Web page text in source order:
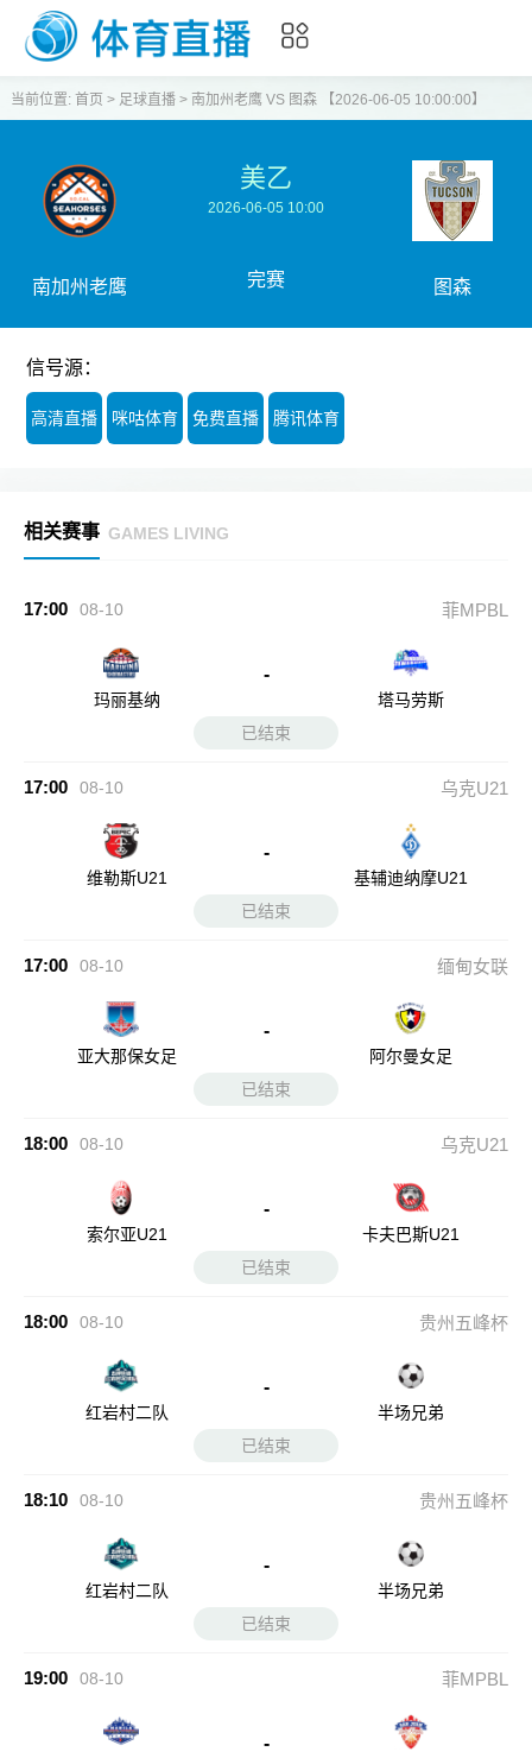
当前位置: 首页 > 足球直播> 南加州老鹰 VS 图森 【2026-06-05 10:00:00】
南加州老鹰
美乙
2026-06-05 10:00
完赛 图森
信号源：
高清直播 咪咕体育 免费直播 腾讯体育
相关赛事 GAMES LIVING
17:00 08-10 菲MPBL
玛丽基纳
-
塔马劳斯
已结束
17:00 08-10 乌克U21
维勒斯U21
-
基辅迪纳摩U21
已结束
17:00 08-10 缅甸女联
亚大那保女足
-
阿尔曼女足
已结束
18:00 08-10 乌克U21
索尔亚U21
-
卡夫巴斯U21
已结束
18:00 08-10 贵州五峰杯
红岩村二队
-
半场兄弟
已结束
18:10 08-10 贵州五峰杯
红岩村二队
-
半场兄弟
已结束
19:00 08-10 菲MPBL
-